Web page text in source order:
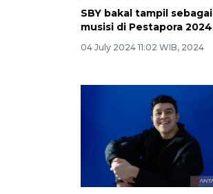
SBY bakal tampil sebagai
musisi di Pestapora 2024
04 July 2024 11:02 WIB, 2024